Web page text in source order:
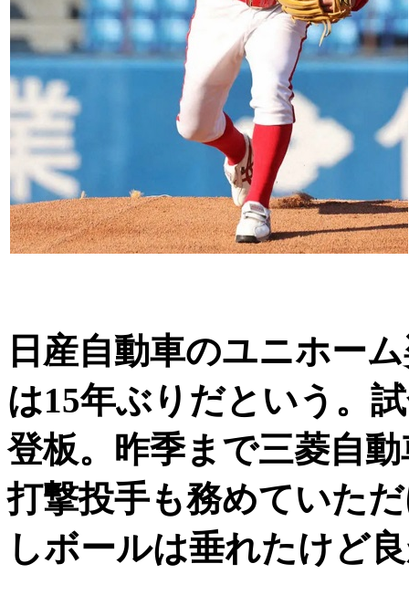
日産自動車のユニホー
は15年ぶりだという。
登板。昨季まで三菱自
打撃投手も務めていた
しボールは垂れたけど